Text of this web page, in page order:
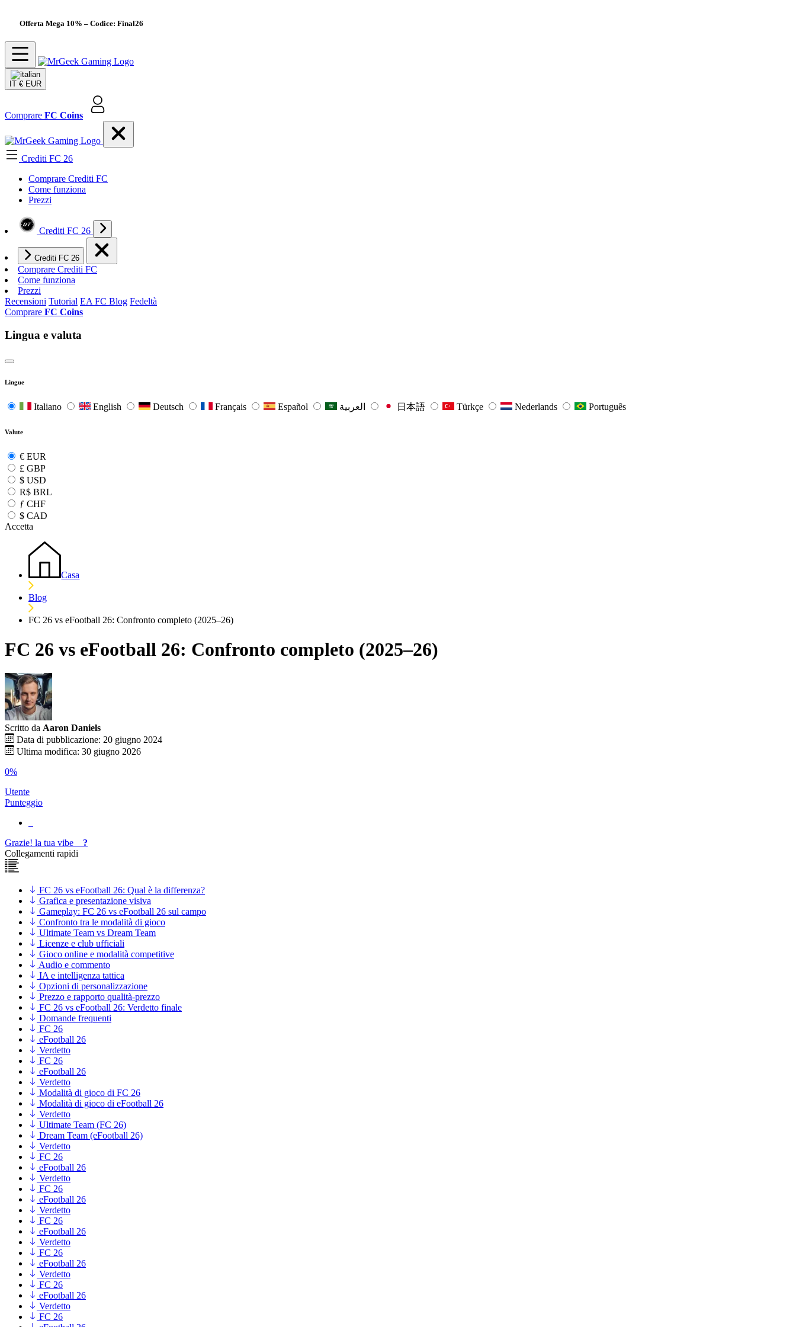
Offerta Mega 10% – Codice: Final26
IT € EUR
Comprare FC Coins
Crediti FC 26
Comprare Crediti FC
Come funziona
Prezzi
Crediti FC 26
Crediti FC 26
Comprare Crediti FC
Come funziona
Prezzi
Recensioni Tutorial EA FC Blog Fedeltà
Comprare FC Coins
Lingua e valuta
Lingue
Italiano English Deutsch Français Español 日本語 Türkçe Nederlands Português
Valute
€ EUR
£ GBP
$ USD
R$ BRL
ƒ CHF
$ CAD
Accetta
Casa
Blog
FC 26 vs eFootball 26: Confronto completo (2025–26)
FC 26 vs eFootball 26: Confronto completo (2025–26)
Scritto da Aaron Daniels
Data di pubblicazione: 20 giugno 2024
Ultima modifica: 30 giugno 2026
0%
Utente
Punteggio
Grazie! la tua vibe
?
Collegamenti rapidi
FC 26 vs eFootball 26: Qual è la differenza?
Grafica e presentazione visiva
Gameplay: FC 26 vs eFootball 26 sul campo
Confronto tra le modalità di gioco
Ultimate Team vs Dream Team
Licenze e club ufficiali
Gioco online e modalità competitive
Audio e commento
IA e intelligenza tattica
Opzioni di personalizzazione
Prezzo e rapporto qualità-prezzo
FC 26 vs eFootball 26: Verdetto finale
Domande frequenti
FC 26
eFootball 26
Verdetto
FC 26
eFootball 26
Verdetto
Modalità di gioco di FC 26
Modalità di gioco di eFootball 26
Verdetto
Ultimate Team (FC 26)
Dream Team (eFootball 26)
Verdetto
FC 26
eFootball 26
Verdetto
FC 26
eFootball 26
Verdetto
FC 26
eFootball 26
Verdetto
FC 26
eFootball 26
Verdetto
FC 26
eFootball 26
Verdetto
FC 26